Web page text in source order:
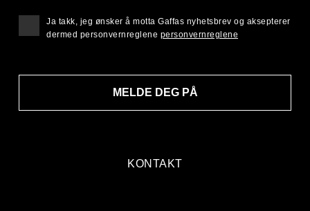
KONTAKT
MELDE DEG PÅ
Ja takk, jeg ønsker å motta Gaffas nyhetsbrev og aksepterer
dermed personvernreglene personvernreglene